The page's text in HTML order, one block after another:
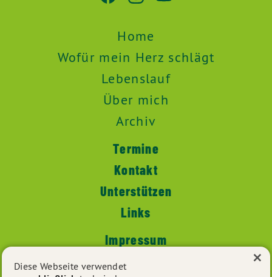
Home
Wofür mein Herz schlägt
Lebenslauf
Über mich
Archiv
Termine
Kontakt
Unterstützen
Links
Impressum
Datenschutz
Diese Webseite verwendet ×